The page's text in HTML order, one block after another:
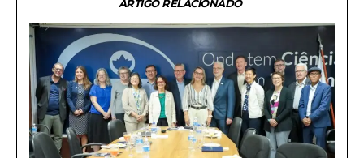
ARTIGO RELACIONADO